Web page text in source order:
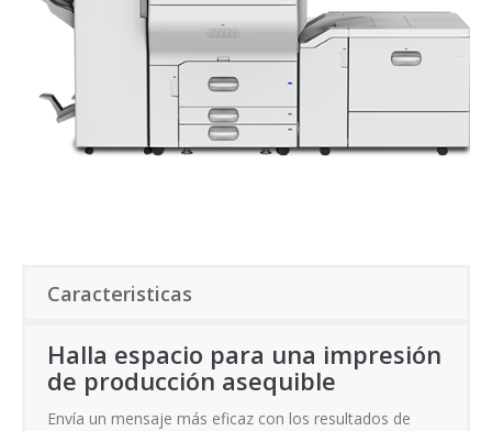
Caracteristicas
Halla espacio para una impresión
de producción asequible
Envía un mensaje más eficaz con los resultados de